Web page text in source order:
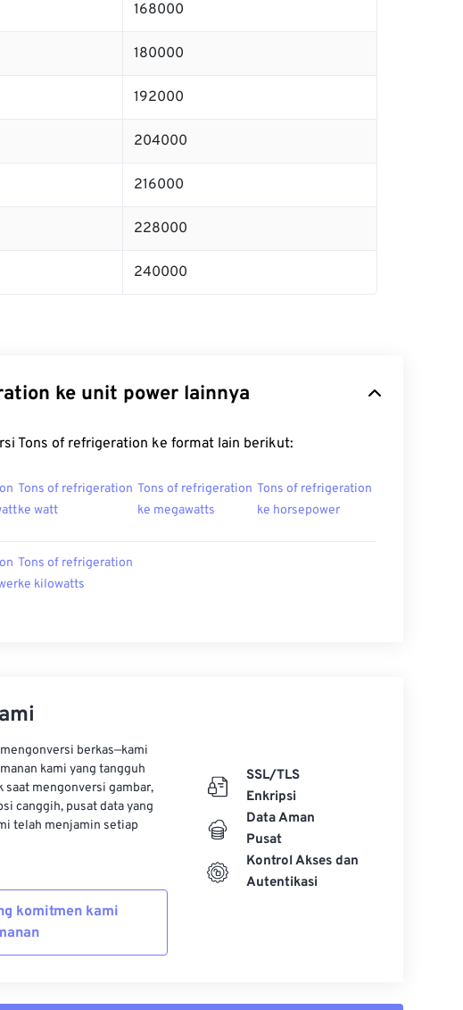
168000
180000
192000
204000
216000
228000
240000
ke unit power lainnya
Tons of refrigeration ke format lain berikut:
Tons of refrigeration
ke watt
Tons of refrigeration
ke megawatts
Tons of refrigeration
ke horsepower
Tons of refrigeration
ke kilowatts
berkas—kami
kami yang tangguh
saat mengonversi gambar,
canggih, pusat data yang
telah menjamin setiap
komitmen kami
SSL/TLS
Enkripsi
Data Aman
Pusat
Kontrol Akses dan
Autentikasi